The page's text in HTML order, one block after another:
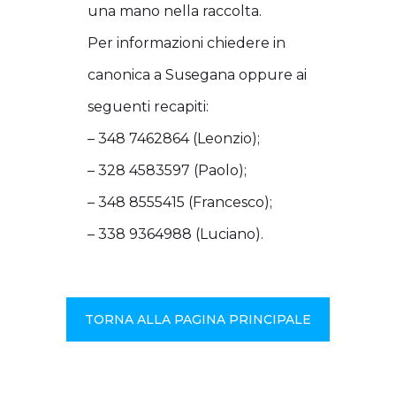
una mano nella raccolta.
Per informazioni chiedere in
canonica a Susegana oppure ai
seguenti recapiti:
– 348 7462864 (Leonzio);
– 328 4583597 (Paolo);
– 348 8555415 (Francesco);
– 338 9364988 (Luciano).
TORNA ALLA PAGINA PRINCIPALE